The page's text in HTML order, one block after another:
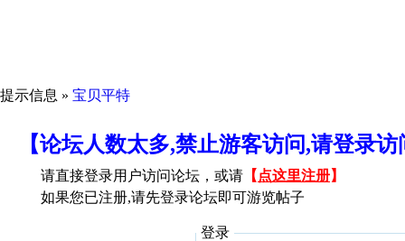
提示信息 » 宝贝平特
【论坛人数太多,禁止游客访问,请登录
请直接登录用户访问论坛，或请 【 点这里注册】
如果您已注册,请先登录论坛即可游览帖子
登录